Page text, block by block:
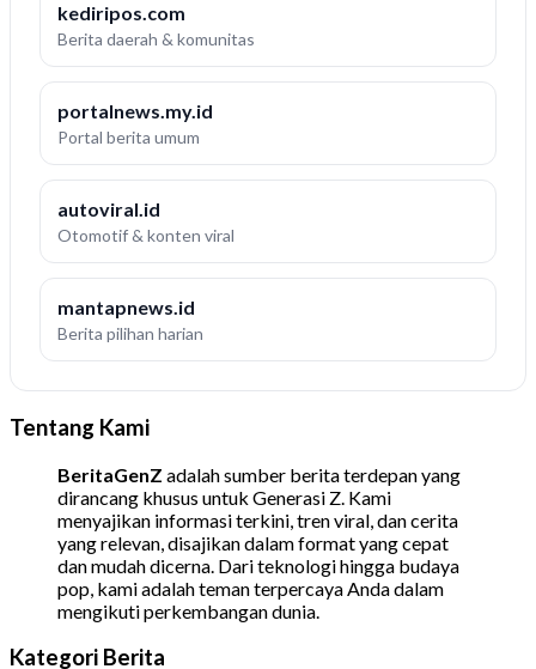
kediripos.com
Berita daerah & komunitas
portalnews.my.id
Portal berita umum
autoviral.id
Otomotif & konten viral
mantapnews.id
Berita pilihan harian
Tentang Kami
BeritaGenZ adalah sumber berita terdepan yang
dirancang khusus untuk Generasi Z. Kami
menyajikan informasi terkini, tren viral, dan cerita
yang relevan, disajikan dalam format yang cepat
dan mudah dicerna. Dari teknologi hingga budaya
pop, kami adalah teman terpercaya Anda dalam
mengikuti perkembangan dunia.
Kategori Berita